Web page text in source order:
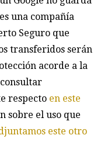
una compañía
Seguro que
transferidos serán
acorde a la
respecto en este
sobre el uso que
este otro